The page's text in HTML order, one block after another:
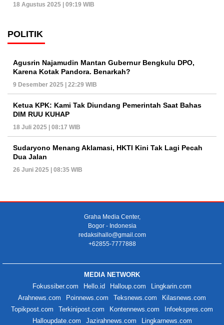
18 Agustus 2025 | 09:19 WIB
POLITIK
Agusrin Najamudin Mantan Gubernur Bengkulu DPO,
Karena Kotak Pandora. Benarkah?
9 Desember 2025 | 22:29 WIB
Ketua KPK: Kami Tak Diundang Pemerintah Saat Bahas
DIM RUU KUHAP
18 Juli 2025 | 08:17 WIB
Sudaryono Menang Aklamasi, HKTI Kini Tak Lagi Pecah
Dua Jalan
26 Juni 2025 | 08:35 WIB
Graha Media Center,
Bogor - Indonesia
redaksihallo@gmail.com
+62855-7777888
MEDIA NETWORK
Fokussiber.com
Hello.id Halloup.com
Lingkarin.com
Arahnews.com
Poinnews.com Teksnews.com
Kilasnews.com
Topikpost.com
Terkinipost.com Kontennews.com
Infoekspres.com
Halloupdate.com
Jazirahnews.com
Lingkarnews.com